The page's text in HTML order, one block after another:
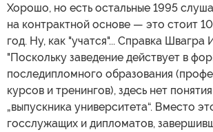
Хорошо, но есть остальные 1995
на контрактной основе — это стоит
год. Ну, как "учатся"... Справка
"Поскольку заведение действует в
последипломного образования
курсов и тренингов), здесь нет
„выпускника университета“. Вместо
госслужащих и дипломатов,